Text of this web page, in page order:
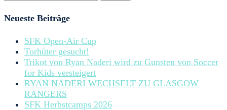
Neueste Beiträge
SFK Open-Air Cup
Torhüter gesucht!
Trikot von Ryan Naderi wird zu Gunsten von Soccer
for Kids versteigert
RYAN NADERI WECHSELT ZU GLASGOW
RANGERS
SFK Herbstcamps 2026